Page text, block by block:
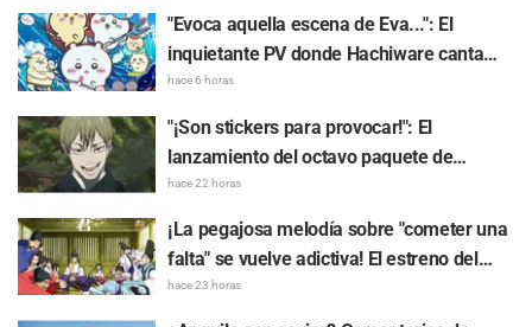
Reacciones a "Frieren: Más allá del final
del viaje": "Es toda una 'Tsundere-ren'"
"Evoca aquella escena de Eva...": El
inquietante PV donde Hachiware canta
genera gran conversación sobre
"Chiikawa The Movie: The Secret of the
Mermaid Island"
hace 6 horas
"¡Son stickers para provocar!": El
lanzamiento del octavo paquete de
stickers del arco de The Culling Game de
"Jujutsu Kaisen" entusiasma a los fans
con frases como "Quiero usar muchísimo
el de 'Yokei na Ose-Wi-Fi'"
hace 22 horas
¡La pegajosa melodía sobre "cometer una
falta" se vuelve adictiva! El estreno del
video musical del tema insertado de "The
Elusive Samurai" causa gran sensación:
hace 23 horas